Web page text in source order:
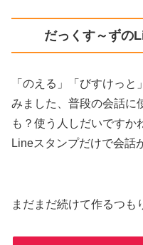
だっくす～ずの
「のえる」「びすけっ
みました、普段の会話に
も？使う人しだいですか
Lineスタンプだけで会話
まだまだ続けて作るつも